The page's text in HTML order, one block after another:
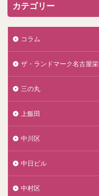
カテゴリー
コラム
ザ・ランドマーク名古屋栄
三の丸
上飯田
中川区
中日ビル
中村区